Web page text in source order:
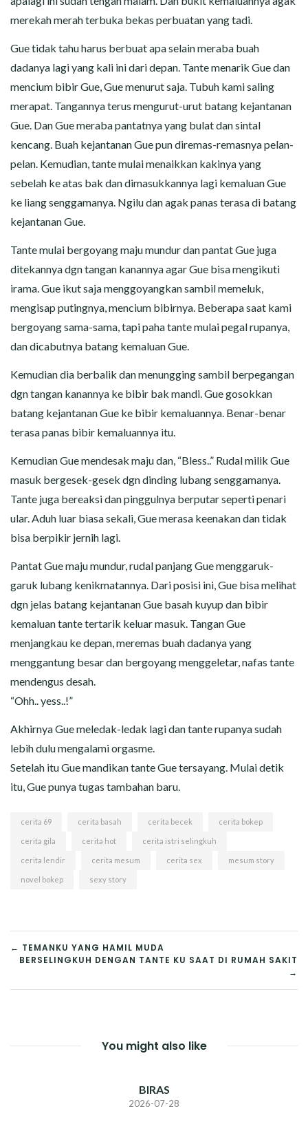
merekah merah terbuka bekas perbuatan yang tadi.
Gue tidak tahu harus berbuat apa selain meraba buah
dadanya lagi yang kali ini dari depan. Tante menarik Gue dan
mencium bibir Gue, Gue menurut saja. Tubuh kami saling
merapat. Tangannya terus mengurut-urut batang kejantanan
Gue. Dan Gue meraba pantatnya yang bulat dan sintal
kencang. Buah kejantanan Gue pun diremas-remasnya pelan-
pelan. Kemudian, tante mulai menaikkan kakinya yang
sebelah ke atas bak dan dimasukkannya lagi kemaluan Gue
ke liang senggamanya. Ngilu dan agak panas terasa di batang
kejantanan Gue.
Tante mulai bergoyang maju mundur dan pantat Gue juga
ditekannya dgn tangan kanannya agar Gue bisa mengikuti
irama. Gue ikut saja menggoyangkan sambil memeluk,
mengisap putingnya, mencium bibirnya. Beberapa saat kami
bergoyang sama-sama, tapi paha tante mulai pegal rupanya,
dan dicabutnya batang kemaluan Gue.
Kemudian dia berbalik dan menungging sambil berpegangan
dgn tangan kanannya ke bibir bak mandi. Gue gosokkan
batang kejantanan Gue ke bibir kemaluannya. Benar-benar
terasa panas bibir kemaluannya itu.
Kemudian Gue mendesak maju dan, “Bless..” Rudal milik Gue
masuk bergesek-gesek dgn dinding lubang senggamanya.
Tante juga bereaksi dan pinggulnya berputar seperti penari
ular. Aduh luar biasa sekali, Gue merasa keenakan dan tidak
bisa berpikir jernih lagi.
Pantat Gue maju mundur, rudal panjang Gue menggaruk-
garuk lubang kenikmatannya. Dari posisi ini, Gue bisa melihat
dgn jelas batang kejantanan Gue basah kuyup dan bibir
kemaluan tante tertarik keluar masuk. Tangan Gue
menjangkau ke depan, meremas buah dadanya yang
menggantung besar dan bergoyang menggeletar, nafas tante
mendengus desah.
“Ohh.. yess..!”
Akhirnya Gue meledak-ledak lagi dan tante rupanya sudah
lebih dulu mengalami orgasme.
Setelah itu Gue mandikan tante Gue tersayang. Mulai detik
itu, Gue punya tugas tambahan baru.
cerita 69 cerita basah cerita becek cerita bokep
cerita gila cerita hot cerita istri selingkuh
cerita lendir cerita mesum cerita sex mesum story
novel bokep sexy story
POST
NAVIGATION
← TEMANKU YANG HAMIL MUDA
BERSELINGKUH DENGAN TANTE KU SAAT DI RUMAH SAKIT
→
You might also like
BIRAS
2026-07-28